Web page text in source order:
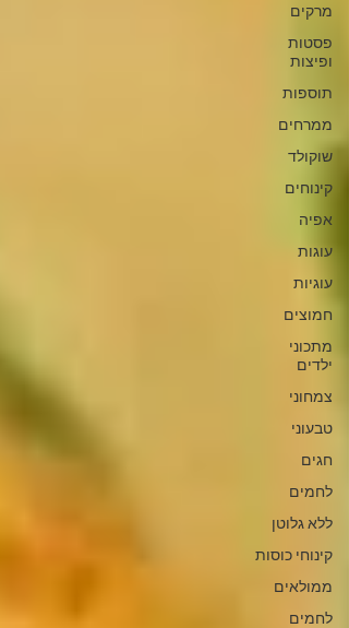
מרקים
פסטות
ופיצות
תוספות
ממרחים
שוקולד
קינוחים
אפיה
עוגות
עוגיות
חמוצים
מתכוני
ילדים
צמחוני
טבעוני
חגים
לחמים
ללא גלוטן
קינוחי כוסות
ממולאים
לחמים